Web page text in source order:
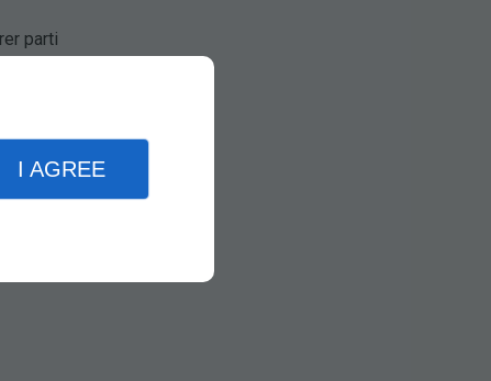
I AGREE
parti
un
qui n'en